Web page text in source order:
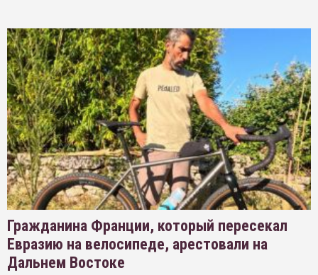
Гражданина Франции, который пересекал
Евразию на велосипеде, арестовали на
Дальнем Востоке